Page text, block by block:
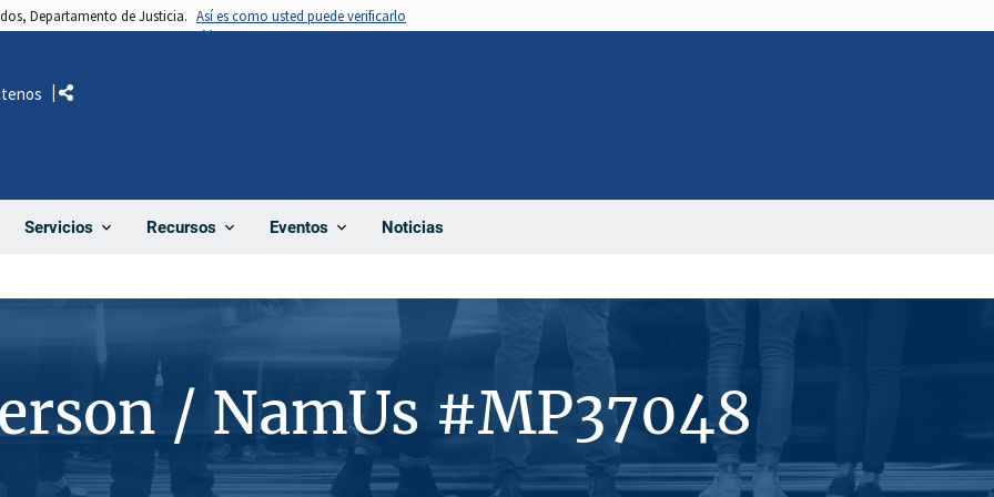
Departamento de Justicia. Así es como usted puede verificarlo
Servicios Recursos Eventos Noticias
Comparte
/ NamUs #MP37048